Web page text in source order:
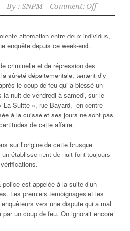
By : SNPM Comment: Off
altercation entre deux individus,
enquête depuis ce week-end.
criminelle et de répression des
sûreté départementale, tentent d’y
le coup de feu qui a blessé un
la nuit de vendredi à samedi, sur le
La Suitte », rue Bayard, en centre-
à la cuisse et ses jours ne sont pas
de cette affaire.
sur l’origine de cette brusque
établissement de nuit font toujours
est appelée à la suite d’un
Les premiers témoignages et les
vers une dispute qui a mal
par un coup de feu. On ignorait encore